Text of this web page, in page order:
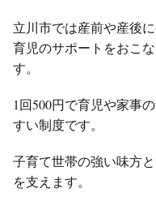
立川市では産前や産後
育児のサポートをおこ
す。
1回500円で育児や家事
すい制度です。
子育て世帯の強い味方
を支えます。